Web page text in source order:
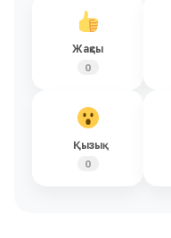
Жақсы
0
Қызық
0